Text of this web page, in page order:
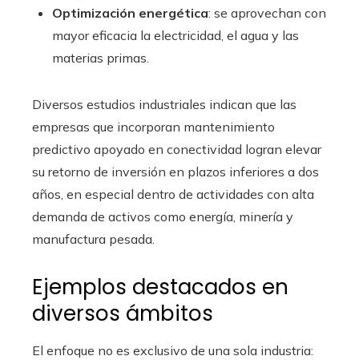
Optimización energética: se aprovechan con
mayor eficacia la electricidad, el agua y las
materias primas.
Diversos estudios industriales indican que las
empresas que incorporan mantenimiento
predictivo apoyado en conectividad logran elevar
su retorno de inversión en plazos inferiores a dos
años, en especial dentro de actividades con alta
demanda de activos como energía, minería y
manufactura pesada.
Ejemplos destacados en
diversos ámbitos
El enfoque no es exclusivo de una sola industria: